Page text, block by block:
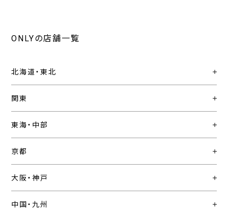
ONLYの店舗一覧
北海道・東北
関東
東海・中部
京都
大阪・神戸
中国・九州